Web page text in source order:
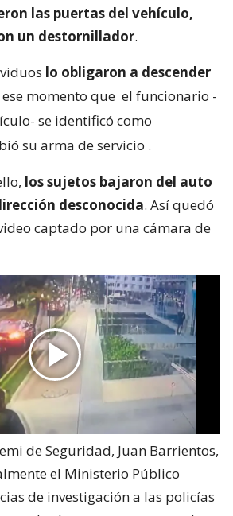
las puertas del vehículo,
un destornillador.
lo obligaron a descender
ese momento que el funcionario -
se identificó como
su arma de servicio .
los sujetos bajaron del auto
desconocida. Así quedó
captado por una cámara de
de Seguridad, Juan Barrientos,
el Ministerio Público
de investigación a las policías